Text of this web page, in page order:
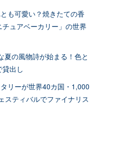
も可愛い？焼きたての香
ュアベーカリー」の世界
夏の風物詩が始まる！色と
貸出し
リーが世界40カ国・1,000
スティバルでファイナリス